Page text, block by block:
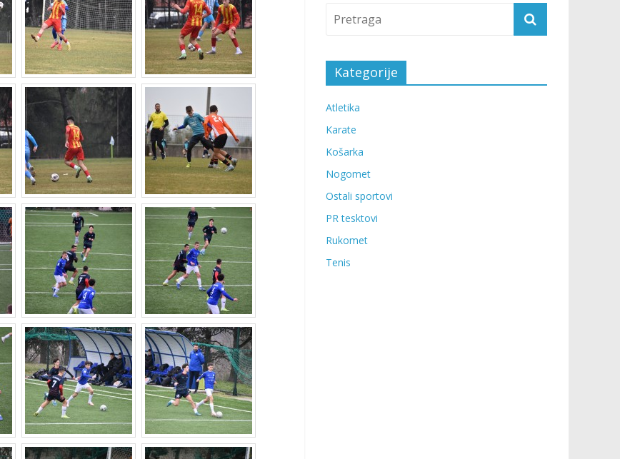
Kategorije
Atletika
Karate
Košarka
Nogomet
Ostali sportovi
PR tesktovi
Rukomet
Tenis